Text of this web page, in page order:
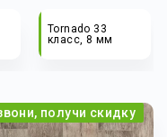
Storm 33 класс,
8 мм
получи скидку